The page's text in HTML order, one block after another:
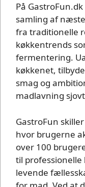
På
samling af
fra traditionelle
køkkentrends
fermentering.
køkkenet,
smag og
madlavning
GastroFun
hvor brugerne
over 100
til professionelle
levende